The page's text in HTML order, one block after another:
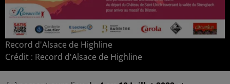
Record d'Alsace de Highline
Crédit : Record d'Alsace de Highline